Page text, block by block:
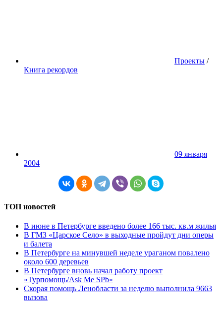
Проекты /
Книга рекордов
09 января
2004
ТОП новостей
В июне в Петербурге введено более 166 тыс. кв.м жилья
В ГМЗ «Царское Село» в выходные пройдут дни оперы
и балета
В Петербурге на минувшей неделе ураганом повалено
около 600 деревьев
В Петербурге вновь начал работу проект
«Турпомощь/Ask Me SPb»
Скорая помощь Ленобласти за неделю выполнила 9663
вызова